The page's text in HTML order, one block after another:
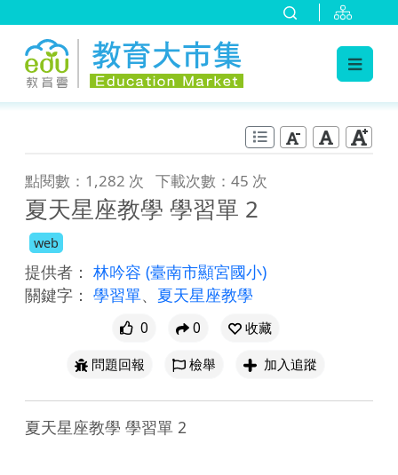
點閱數：1,282 次 下載次數：45 次
夏天星座教學 學習單 2
web
提供者： 林吟容 (臺南市顯宮國小)
關鍵字： 學習單、 夏天星座教學
0 0
收藏
問題回報
檢舉 加入追蹤
夏天星座教學 學習單 2